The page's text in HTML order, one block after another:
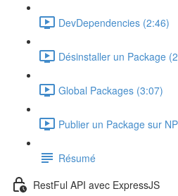
DevDependencies (2:46)
Désinstaller un Package
Global Packages (3:07)
Publier un Package sur
Résumé
RestFul API avec ExpressJS